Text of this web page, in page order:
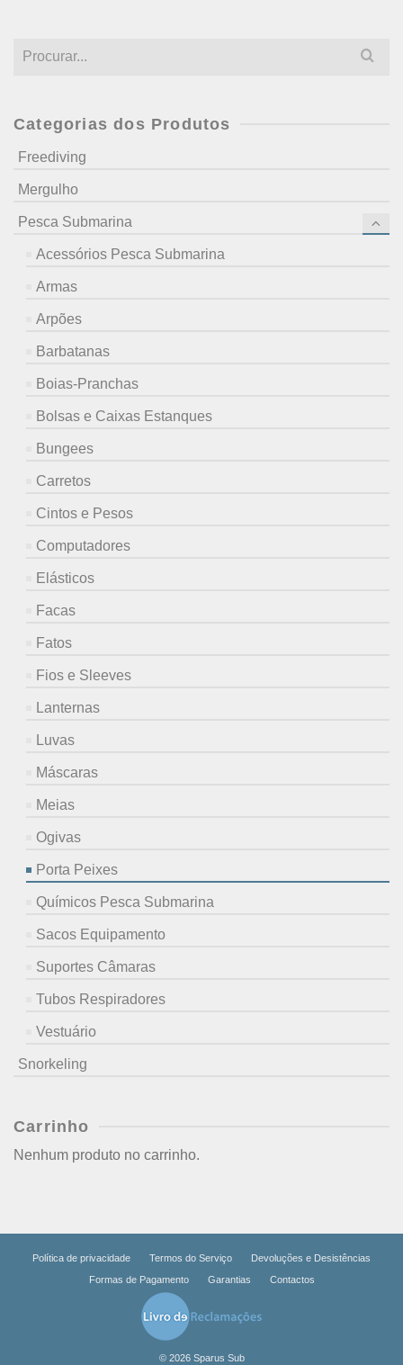
Search
Categorias dos Produtos
Freediving
Mergulho
Pesca Submarina
Acessórios Pesca Submarina
Armas
Arpões
Barbatanas
Boias-Pranchas
Bolsas e Caixas Estanques
Bungees
Carretos
Cintos e Pesos
Computadores
Elásticos
Facas
Fatos
Fios e Sleeves
Lanternas
Luvas
Máscaras
Meias
Ogivas
Porta Peixes
Químicos Pesca Submarina
Sacos Equipamento
Suportes Câmaras
Tubos Respiradores
Vestuário
Snorkeling
Carrinho
Nenhum produto no carrinho.
Política de privacidade Termos do Serviço
Devoluções e Desistências
Formas de Pagamento
Garantias Contactos
© 2026 Sparus Sub